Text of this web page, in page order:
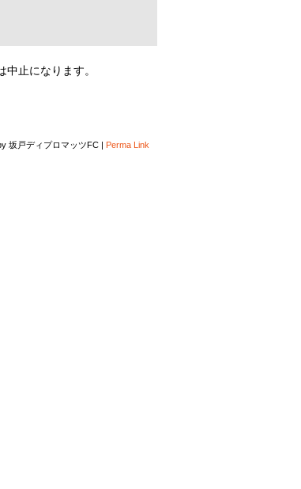
止になります。
坂戸ディプロマッツFC | Perma Link